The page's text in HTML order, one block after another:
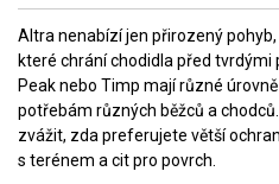
Altra nenabízí jen přirozený
které chrání chodidla před tvrdými
Peak nebo Timp mají různé
potřebám různých běžců a
zvážit, zda preferujete větší
s terénem a cit pro povrch.